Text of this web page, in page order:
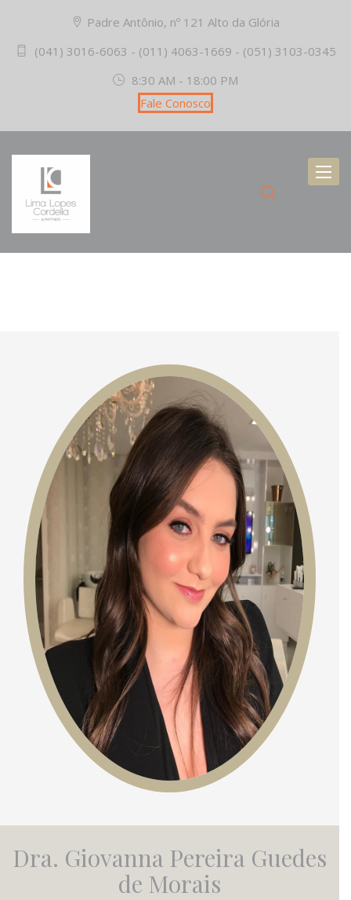
Padre Antônio, nº 121 Alto da Glória
(041) 3016-6063 - (011) 4063-1669 - (051) 3103-0345
8:30 AM - 18:00 PM
Fale Conosco
Dra. Giovanna Pereira Guedes
de Morais